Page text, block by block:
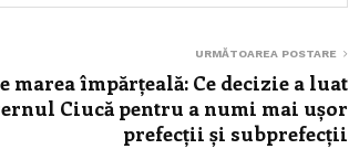
URMĂTOAREA POSTARE
marea împărțeală: Ce decizie a luat
Ciucă pentru a numi mai ușor
prefecții și subprefecții